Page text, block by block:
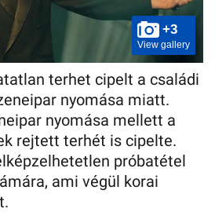
+3
View gallery
terhet cipelt a családi
nyomása miatt.
nyomása mellett a
rejtett terhét is cipelte.
próbatétel
ami végül korai